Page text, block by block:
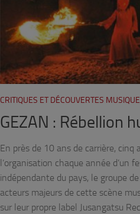
CRITIQUES ET DÉCOUVERTES MUSIQUE
GEZAN : Rébellion
En près de 10 ans de carrière,
l’organisation chaque année
indépendante du pays, le groupe
acteurs majeurs de cette scène
sur leur propre label Jusangatsu